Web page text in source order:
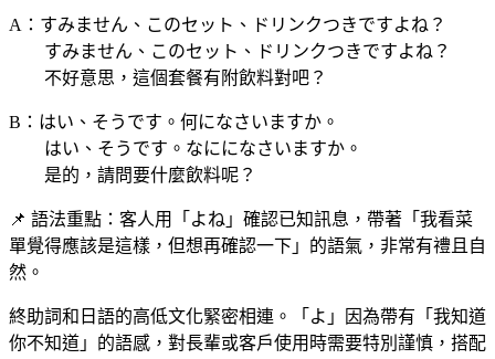
A：すみません、このセット、ドリンクつきですよね？
すみません、このセット、ドリンクつきですよね？
不好意思，這個套餐有附飲料對吧？
B：はい、そうです。何になさいますか。
はい、そうです。なにになさいますか。
是的，請問要什麼飲料呢？
📌 語法重點：客人用「よね」確認已知訊息，帶著「我看菜
單覺得應該是這樣，但想再確認一下」的語氣，非常有禮且自
然。
終助詞和日語的高低文化緊密相連。「よ」因為帶有「我知道
你不知道」的語感，對長輩或客戶使用時需要特別謹慎，搭配